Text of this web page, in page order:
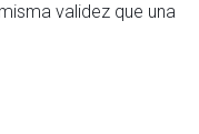
validez que una